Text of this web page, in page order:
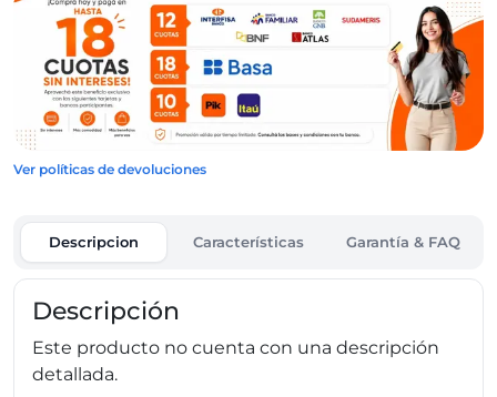
Ver políticas de devoluciones
Descripcion Características Garantía & FAQ
Descripción
Este producto no cuenta con una descripción
detallada.